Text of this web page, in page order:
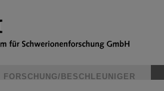
FORSCHUNG/BESCHLEUNIGER